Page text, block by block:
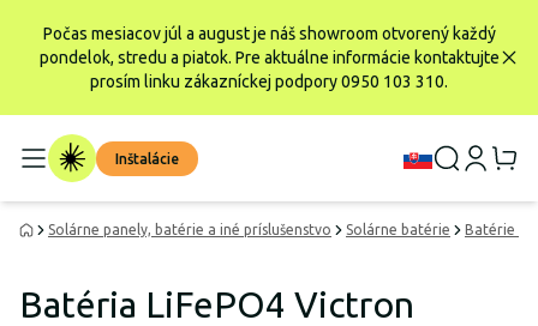
Počas mesiacov júl a august je náš showroom otvorený každý
pondelok, stredu a piatok. Pre aktuálne informácie kontaktujte
prosím linku zákazníckej podpory 0950 103 310.
Inštalácie
Solárne panely, batérie a iné príslušenstvo Solárne batérie Batérie
Batéria LiFePO4 Victron